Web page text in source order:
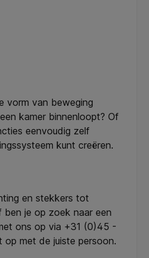
vorm van beweging
kamer binnenloopt? Of
eenvoudig zelf
kunt creëren.
en stekkers tot
ben je op zoek naar een
ons op via +31 (0)45 -
op met de juiste persoon.